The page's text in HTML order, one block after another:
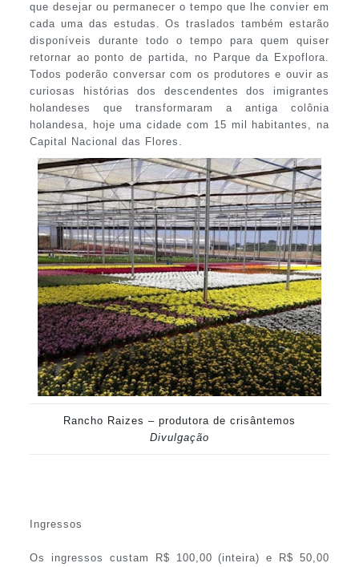
que desejar ou permanecer o tempo que lhe convier em
cada uma das estudas. Os traslados também estarão
disponíveis durante todo o tempo para quem quiser
retornar ao ponto de partida, no Parque da Expoflora.
Todos poderão conversar com os produtores e ouvir as
curiosas histórias dos descendentes dos imigrantes
holandeses que transformaram a antiga colônia
holandesa, hoje uma cidade com 15 mil habitantes, na
Capital Nacional das Flores.
Rancho Raizes – produtora de crisântemos
Divulgação
Ingressos
Os ingressos custam R$ 100,00 (inteira) e R$ 50,00